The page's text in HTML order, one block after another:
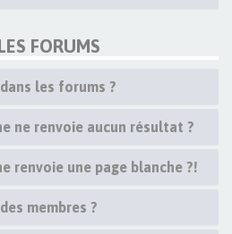
FORUMS
les forums ?
ne renvoie aucun résultat ?
renvoie une page blanche ?!
membres ?